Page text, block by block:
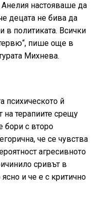
настояваше да
децата не бива да
в политиката. Всички
пише още в
Михнева.
психическото й
на терапиите срещу
бори с второ
че се чувства
агресивното
сривът в
и че е с критично